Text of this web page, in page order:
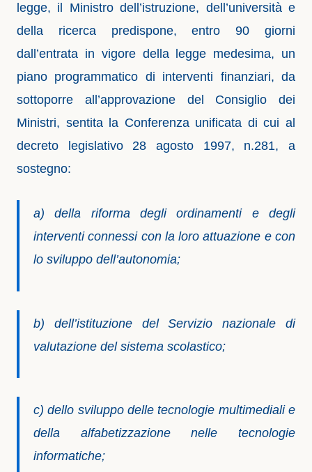
legge, il Ministro dell’istruzione, dell’università e
della ricerca predispone, entro 90 giorni
dall’entrata in vigore della legge medesima, un
piano programmatico di interventi finanziari, da
sottoporre all’approvazione del Consiglio dei
Ministri, sentita la Conferenza unificata di cui al
decreto legislativo 28 agosto 1997, n.281, a
sostegno:
a) della riforma degli ordinamenti e degli
interventi connessi con la loro attuazione e con
lo sviluppo dell’autonomia;
b) dell’istituzione del Servizio nazionale di
valutazione del sistema scolastico;
c) dello sviluppo delle tecnologie multimediali e
della alfabetizzazione nelle tecnologie
informatiche;